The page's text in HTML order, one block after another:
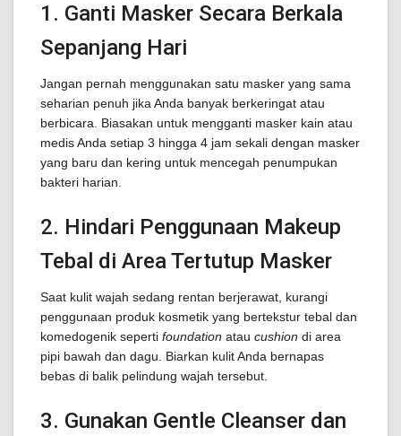
1. Ganti Masker Secara Berkala
Sepanjang Hari
Jangan pernah menggunakan satu masker yang sama
seharian penuh jika Anda banyak berkeringat atau
berbicara. Biasakan untuk mengganti masker kain atau
medis Anda setiap 3 hingga 4 jam sekali dengan masker
yang baru dan kering untuk mencegah penumpukan
bakteri harian.
2. Hindari Penggunaan Makeup
Tebal di Area Tertutup Masker
Saat kulit wajah sedang rentan berjerawat, kurangi
penggunaan produk kosmetik yang bertekstur tebal dan
komedogenik seperti foundation atau cushion di area
pipi bawah dan dagu. Biarkan kulit Anda bernapas
bebas di balik pelindung wajah tersebut.
3. Gunakan Gentle Cleanser dan